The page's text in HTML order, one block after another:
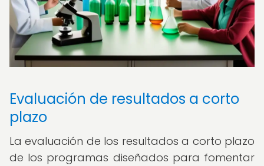
Evaluación de resultados a corto
plazo
La evaluación de los resultados a corto plazo
de los programas diseñados para fomentar